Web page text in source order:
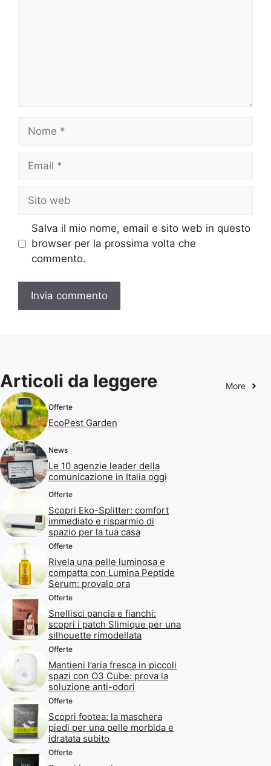
web
Salva il mio nome, email e sito web in questo
browser per la prossima volta che
commento.
Articoli da leggere More
Offerte
EcoPest Garden
News
Le 10 agenzie leader della
comunicazione in Italia oggi
Offerte
Scopri Eko-Splitter: comfort
immediato e risparmio di
spazio per la tua casa
Offerte
Rivela una pelle luminosa e
compatta con Lumina Peptide
Serum: provalo ora
Offerte
Snellisci pancia e fianchi:
scopri i patch Slimique per una
silhouette rimodellata
Offerte
Mantieni l’aria fresca in piccoli
spazi con O3 Cube: prova la
soluzione anti-odori
Offerte
Scopri footea: la maschera
piedi per una pelle morbida e
idratata subito
Offerte